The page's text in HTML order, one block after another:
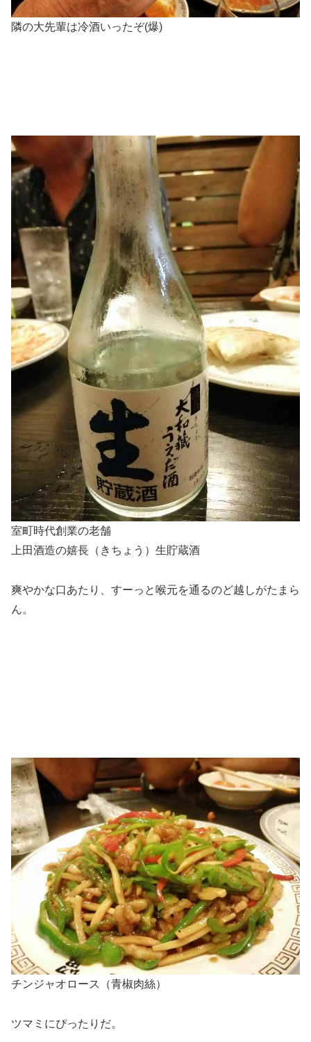
隣の大先輩は冷酒いったぞ(爆)
室町時代創業の老舗
上田酒造の嬉長（きちょう）生貯蔵酒
爽やかな口あたり、すーっと喉元を通るのど越しがたまら
ん。
チンジャオロース（青椒肉絲）
ツマミにぴったりだ。